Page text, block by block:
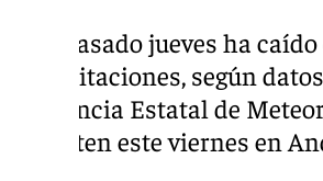
Este pasado jueves ha
precipitaciones, según
la Agencia Estatal de
persisten este viernes en